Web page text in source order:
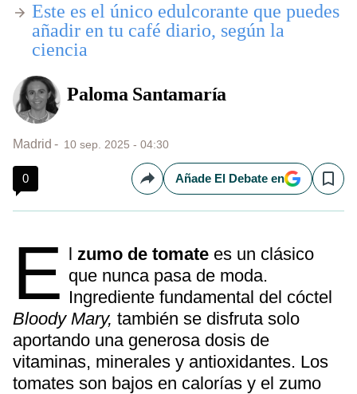
Este es el único edulcorante que puedes
añadir en tu café diario, según la
ciencia
Paloma Santamaría
Madrid 10 sep. 2025 - 04:30
0 CompartirAñade El Debate en Save
E lzumo de tomate es un clásico
que nunca pasa de moda.
Ingrediente fundamental del cóctel
Bloody Mary, también se disfruta solo
aportando una generosa dosis de
vitaminas, minerales y antioxidantes. Los
tomates son bajos en calorías y el zumo